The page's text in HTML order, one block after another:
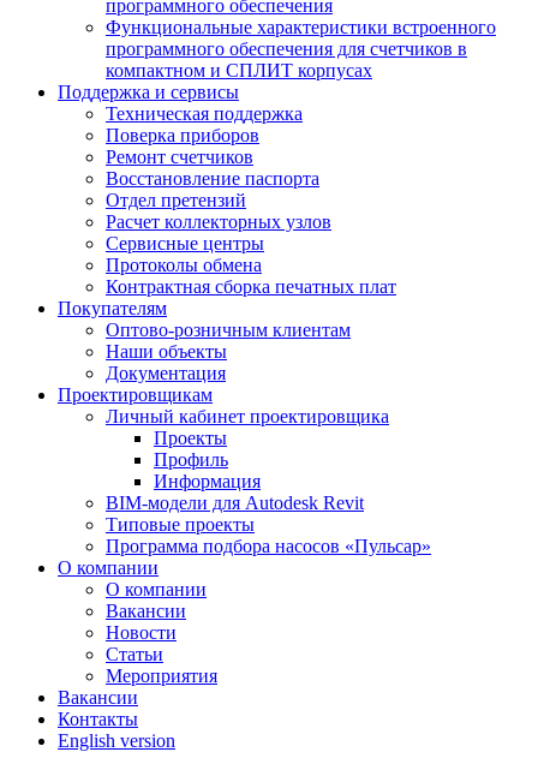
программного обеспечения
Функциональные характеристики встроенного
программного обеспечения для счетчиков в
компактном и СПЛИТ корпусах
Поддержка и сервисы
Техническая поддержка
Поверка приборов
Ремонт счетчиков
Восстановление паспорта
Отдел претензий
Расчет коллекторных узлов
Сервисные центры
Протоколы обмена
Контрактная сборка печатных плат
Покупателям
Оптово-розничным клиентам
Наши объекты
Документация
Проектировщикам
Личный кабинет проектировщика
Проекты
Профиль
Информация
BIM-модели для Autodesk Revit
Типовые проекты
Программа подбора насосов «Пульсар»
О компании
О компании
Вакансии
Новости
Статьи
Мероприятия
Вакансии
Контакты
English version